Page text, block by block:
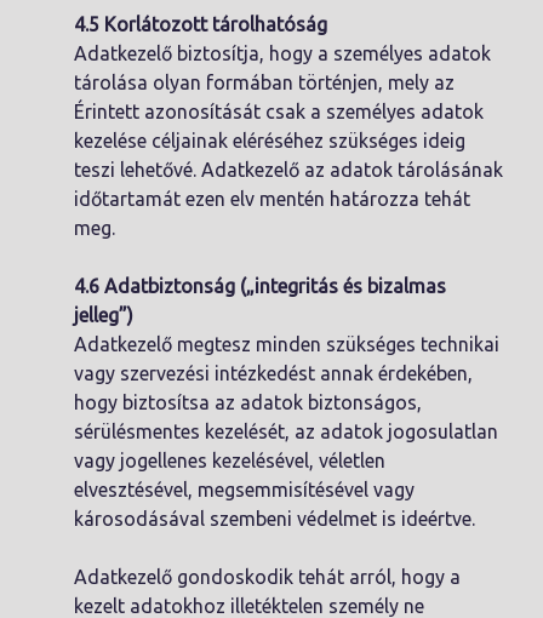
4.5 Korlátozott tárolhatóság
Adatkezelő biztosítja, hogy a személyes adatok
tárolása olyan formában történjen, mely az
Érintett azonosítását csak a személyes adatok
kezelése céljainak eléréséhez szükséges ideig
teszi lehetővé. Adatkezelő az adatok tárolásának
időtartamát ezen elv mentén határozza tehát
meg.
4.6 Adatbiztonság („integritás és bizalmas
jelleg”)
Adatkezelő megtesz minden szükséges technikai
vagy szervezési intézkedést annak érdekében,
hogy biztosítsa az adatok biztonságos,
sérülésmentes kezelését, az adatok jogosulatlan
vagy jogellenes kezelésével, véletlen
elvesztésével, megsemmisítésével vagy
károsodásával szembeni védelmet is ideértve.
Adatkezelő gondoskodik tehát arról, hogy a
kezelt adatokhoz illetéktelen személy ne